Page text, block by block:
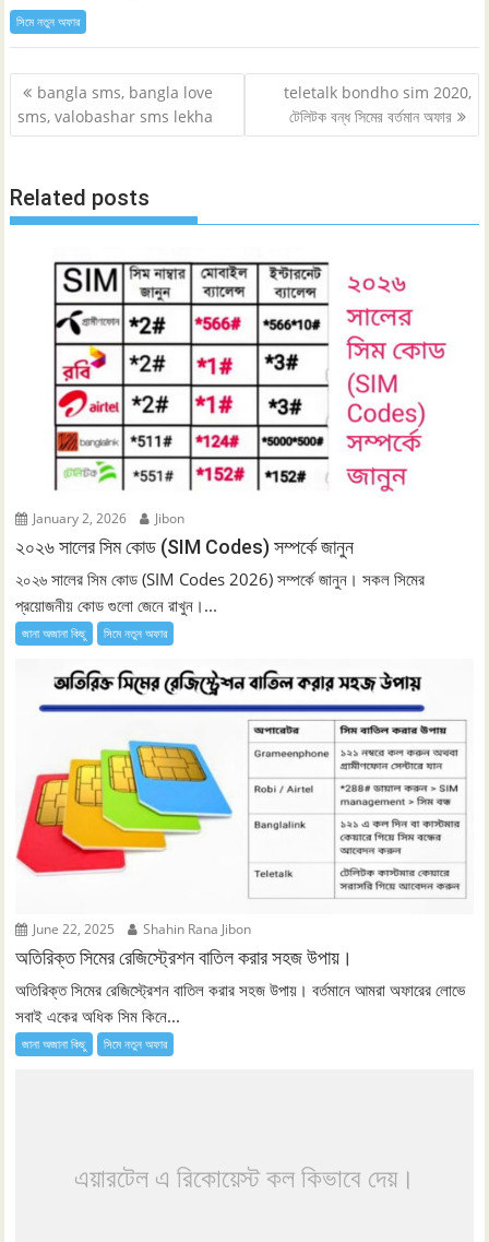
সিমে নতুন ‍অফার
Post
navigation
bangla sms, bangla love
sms, valobashar sms lekha
teletalk bondho sim 2020,
টেলিটক বন্ধ সিমের বর্তমান অফার
Related posts
January 2, 2026 Jibon
২০২৬ সালের সিম কোড (SIM Codes) সম্পর্কে জানুন
২০২৬ সালের সিম কোড (SIM Codes 2026) সম্পর্কে জানুন। সকল সিমের
প্রয়োজনীয় কোড গুলো জেনে রাখুন।...
জানা অজানা কিছু সিমে নতুন ‍অফার
June 22, 2025 Shahin Rana Jibon
অতিরিক্ত সিমের রেজিস্ট্রেশন বাতিল করার সহজ উপায়।
অতিরিক্ত সিমের রেজিস্ট্রেশন বাতিল করার সহজ উপায়। বর্তমানে আমরা অফারের লোভে
সবাই একের অধিক সিম কিনে...
জানা অজানা কিছু সিমে নতুন ‍অফার
এয়ারটেল এ রিকোয়েস্ট কল কিভাবে দেয়।